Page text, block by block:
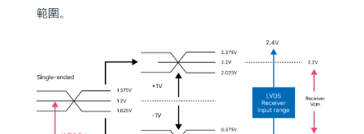
範圍。